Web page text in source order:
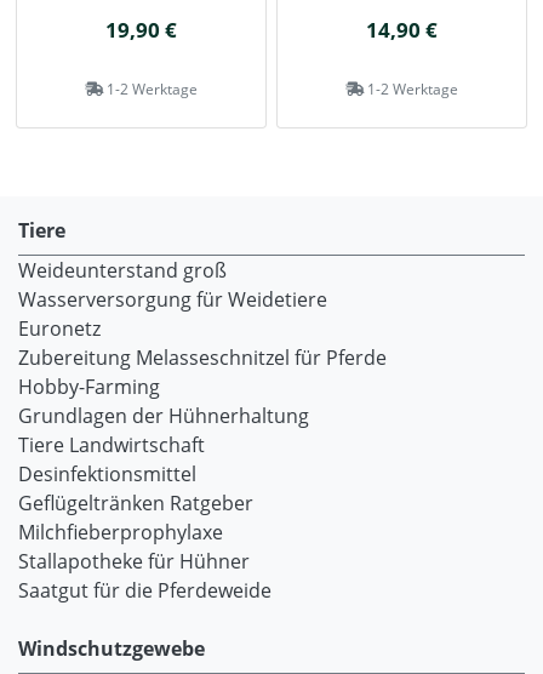
19,90 €
1-2 Werktage
14,90 €
1-2 Werktage
Tiere
Weideunterstand groß
Wasserversorgung für Weidetiere
Euronetz
Zubereitung Melasseschnitzel für Pferde
Hobby-Farming
Grundlagen der Hühnerhaltung
Tiere Landwirtschaft
Desinfektionsmittel
Geflügeltränken Ratgeber
Milchfieberprophylaxe
Stallapotheke für Hühner
Saatgut für die Pferdeweide
Windschutzgewebe